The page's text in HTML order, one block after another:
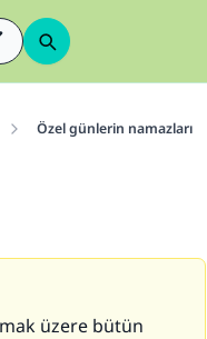
Özel günlerin namazları
üzere bütün